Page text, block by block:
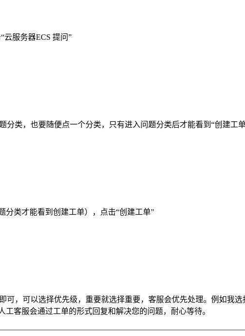
云服务器ECS 提问”
类，也要随便点一个分类，只有进入问题分类后才能看到“创建工单
分类才能看到创建工单），点击“创建工单”
，可以选择优先级，重要就选择重要，客服会优先处理。例如我
客服会通过工单的形式回复和解决您的问题，耐心等待。